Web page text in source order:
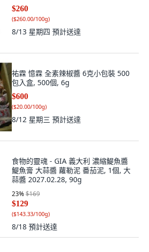
$260
($260.00/100g)
8/13 星期四 預計送達
祐霖 憶霖 全素辣椒醬 6克小包裝 500
包入盒, 500個, 6g
$600
($20.00/100g)
8/12 星期三 預計送達
食物的靈魂 - GIA 義大利 濃縮鯷魚醬
鯷魚膏 大蒜醬 蘿勒泥 番茄泥, 1個, 大
蒜醬 2027.02.28, 90g
23%$169
$129
($143.33/100g)
8/18 預計送達